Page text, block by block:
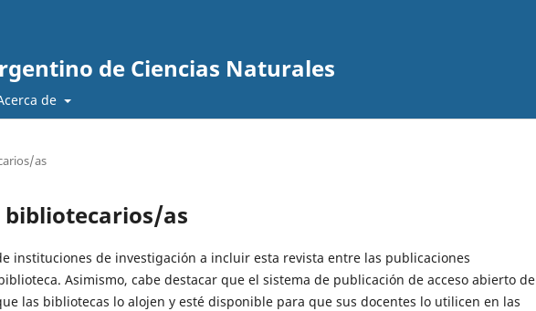
de Ciencias Naturales
de
as
as
instituciones de investigación a incluir esta revista entre las publicaciones
Asimismo, cabe destacar que el sistema de publicación de acceso abierto de
las bibliotecas lo alojen y esté disponible para que sus docentes lo utilicen en las